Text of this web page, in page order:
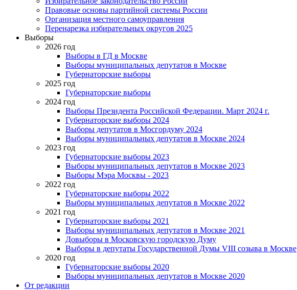
Правовые основы партийной системы России
Организация местного самоуправления
Перенарезка избирательных округов 2025
Выборы
2026 год
Выборы в ГД в Москве
Выборы муниципальных депутатов в Москве
Губернаторские выборы
2025 год
Губернаторские выборы
2024 год
Выборы Президента Российской Федерации. Март 2024 г.
Губернаторские выборы 2024
Выборы депутатов в Мосгордуму 2024
Выборы муниципальных депутатов в Москве 2024
2023 год
Губернаторские выборы 2023
Выборы муниципальных депутатов в Москве 2023
Выборы Мэра Москвы - 2023
2022 год
Губернаторские выборы 2022
Выборы муниципальных депутатов в Москве 2022
2021 год
Губернаторские выборы 2021
Выборы муниципальных депутатов в Москве 2021
Довыборы в Московскую городскую Думу
Выборы в депутаты Государственной Думы VIII созыва в Москве
2020 год
Губернаторские выборы 2020
Выборы муниципальных депутатов в Москве 2020
От редакции